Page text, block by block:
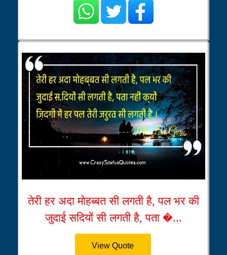
तेरी हर अदा मोहब्बत सी लगती है, पल भर की
जुदाई सदियों सी लगती है, पता �...
View Quote